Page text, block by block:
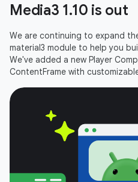
Media3 1.10 is out
We are continuing to expand
material3 module to help you
We've added a new Player
ContentFrame with